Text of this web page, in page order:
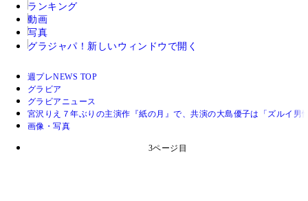
ランキング
動画
写真
グラジャパ！ 新しいウィンドウで開く
週プレNEWS TOP
グラビア
グラビアニュース
宮沢りえ７年ぶりの主演作『紙の月』で、共演の大島優子は「ズルイ男
画像・写真
3ページ目